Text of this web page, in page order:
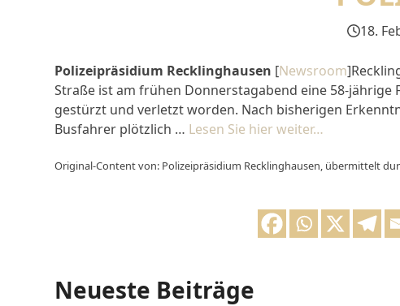
18.
Polizeipräsidium Recklinghausen [Newsroom
Straße ist am frühen Donnerstagabend eine 58-jährige
gestürzt und verletzt worden. Nach bisherigen
Busfahrer plötzlich … Lesen Sie hier weiter…
Original-Content von: Polizeipräsidium Recklinghausen, übermittelt
Neueste Beiträge